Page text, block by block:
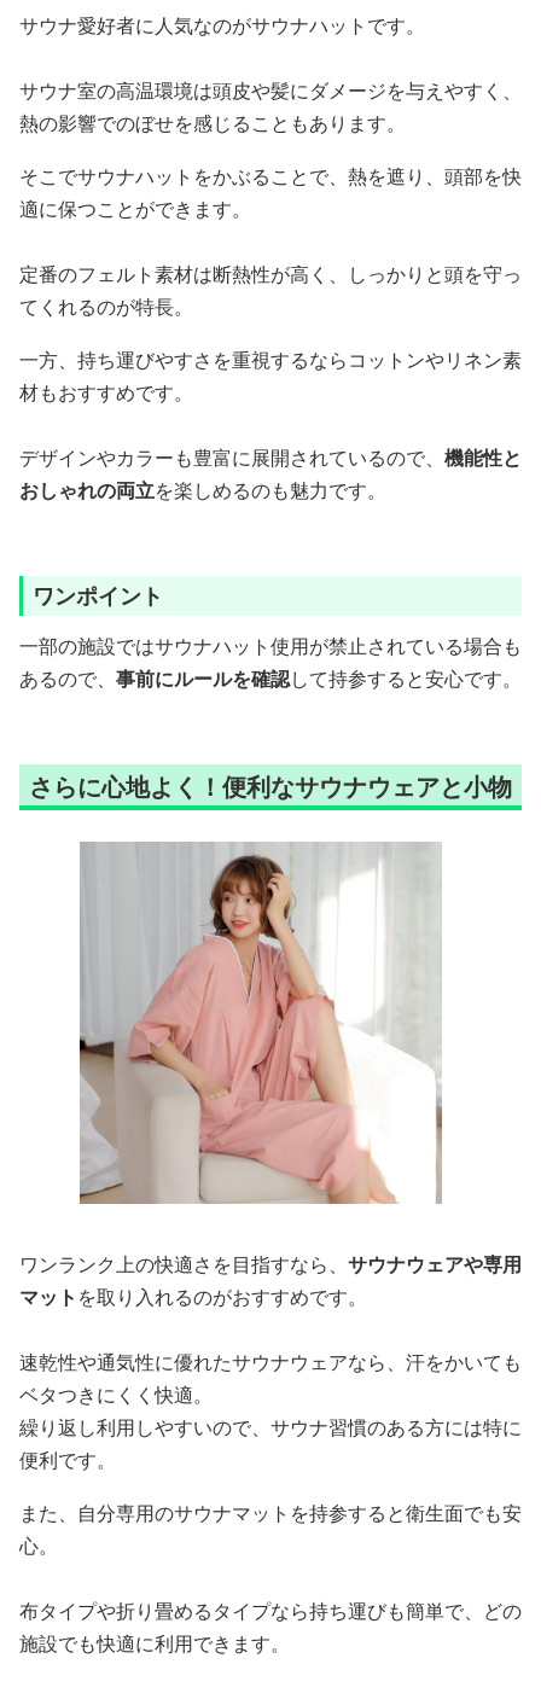
サウナ愛好者に人気なのがサウナハットです。
サウナ室の高温環境は頭皮や髪にダメージを与えやすく、
熱の影響でのぼせを感じることもあります。
そこでサウナハットをかぶることで、熱を遮り、頭部を快
適に保つことができます。
定番のフェルト素材は断熱性が高く、しっかりと頭を守っ
てくれるのが特長。
一方、持ち運びやすさを重視するならコットンやリネン素
材もおすすめです。
デザインやカラーも豊富に展開されているので、 機能性と
おしゃれの両立を楽しめるのも魅力です。
ワンポイント
一部の施設ではサウナハット使用が禁止されている場合も
あるので、 事前にルールを確認して持参すると安心です。
さらに心地よく！便利なサウナウェアと小物
ワンランク上の快適さを目指すなら、 サウナウェアや専用
マット を取り入れるのがおすすめです。
速乾性や通気性に優れたサウナウェアなら、汗をかいても
ベタつきにくく快適。
繰り返し利用しやすいので、サウナ習慣のある方には特に
便利です。
また、自分専用のサウナマットを持参すると衛生面でも安
心。
布タイプや折り畳めるタイプなら持ち運びも簡単で、どの
施設でも快適に利用できます。